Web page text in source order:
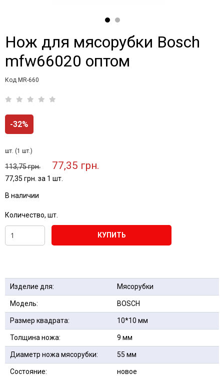
Нож для мясорубки Bosch
mfw66020 оптом
Код MR-660
-32%
шт. (1 шт.)
113,75 грн. 77,35 грн.
77,35 грн. за 1 шт.
В наличии
Количество, шт.
КУПИТЬ
Изделие для: Мясорубки
Модель: BOSCH
Размер квадрата: 10*10 мм
Толщина ножа: 9 мм
Диаметр ножа мясорубки: 55 мм
Состояние: новое